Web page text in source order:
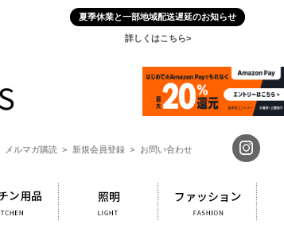
夏季休業と一部地域配送遅延のお知らせ
詳しくはこちら>
メルマガ購読 > 新規会員登録 > お問い合わせ